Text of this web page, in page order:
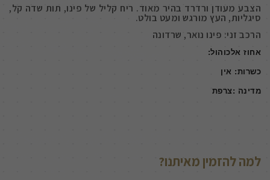
הצבע מעודן ורדרד בהיר מאוד. ריח קליל של פינו, תות שדה קל,
סיגליות, העץ מורגש ומעט בולט.
הרכב זני: פינו נואר, שרדונה
אחוז אלכוהול:
כשרות: אין
מדינה :צרפת
למה להזמין מאיתנו?